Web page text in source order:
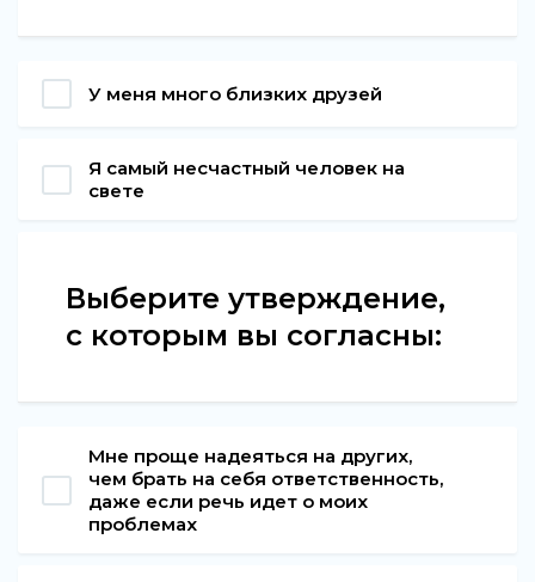
У меня много близких друзей
Я самый несчастный человек на
свете
Выберите утверждение,
с которым вы согласны:
Мне проще надеяться на других,
чем брать на себя ответственность,
даже если речь идет о моих
проблемах